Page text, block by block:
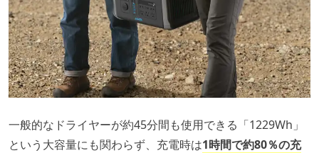
一般的なドライヤーが約45分間も使用できる「1229Wh」
という大容量にも関わらず、充電時は1時間で約80％の充